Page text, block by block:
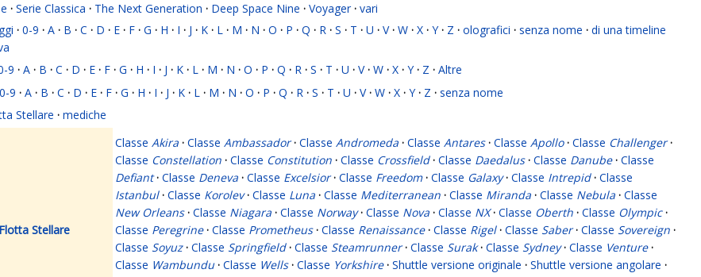
· Serie Classica · The Next Generation · Deep Space Nine · Voyager · vari
· 0-9 · A · B · C · D · E · F · G · H · I · J · K · L · M · N · O · P · Q · R · S · T · U · V · W · X · Y · Z · olografici · senza nome · di una timeline
9 · A · B · C · D · E · F · G · H · I · J · K · L · M · N · O · P · Q · R · S · T · U · V · W · X · Y · Z · Altre
0-9 · A · B · C · D · E · F · G · H · I · J · K · L · M · N · O · P · Q · R · S · T · U · V · W · X · Y · Z · senza nome
Stellare · mediche
Flotta Stellare
Classe Akira · Classe Ambassador · Classe Andromeda · Classe Antares · Classe Apollo · Classe Challenger ·
Classe Constellation · Classe Constitution · Classe Crossfield · Classe Daedalus · Classe Danube · Classe
Defiant · Classe Deneva · Classe Excelsior · Classe Freedom · Classe Galaxy · Classe Intrepid · Classe
Istanbul · Classe Korolev · Classe Luna · Classe Mediterranean · Classe Miranda · Classe Nebula · Classe
New Orleans · Classe Niagara · Classe Norway · Classe Nova · Classe NX · Classe Oberth · Classe Olympic ·
Classe Peregrine · Classe Prometheus · Classe Renaissance · Classe Rigel · Classe Saber · Classe Sovereign ·
Classe Soyuz · Classe Springfield · Classe Steamrunner · Classe Surak · Classe Sydney · Classe Venture ·
Classe Wambundu · Classe Wells · Classe Yorkshire · Shuttle versione originale · Shuttle versione angolare ·